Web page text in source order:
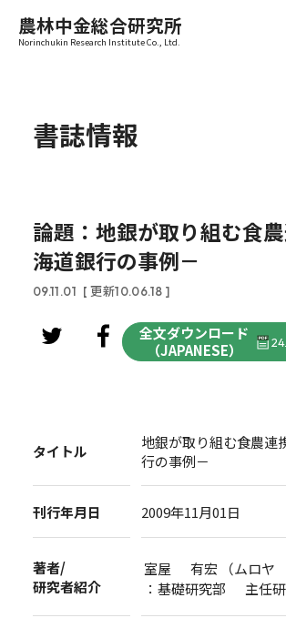
農林中金総合研究所
Norinchukin Research Institute Co., Ltd.
書誌情報
論題：地銀が取り組む食
海道銀行の事例－
09.11.01 [ 更新10.06.18 ]
全文ダウンロード
（JAPANESE）
タイトル
地銀が取り組む食農連
行の事例－
刊行年月日 2009年11月01日
著者/
研究者紹介
室屋 有宏 （ムロヤ
：基礎研究部 主任